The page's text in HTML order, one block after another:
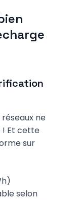
ne
! Et cette
sur
selon